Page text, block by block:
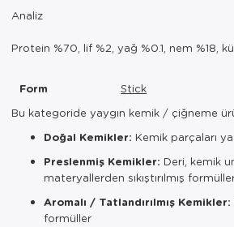
Analiz
Protein %70, lif %2, yağ %0.1, nem %18,
Form
Stick
Bu kategoride yaygın kemik / çiğneme
Doğal Kemikler: Kemik parçaları
Preslenmiş Kemikler: Deri, kemik
materyallerden sıkıştırılmış
Aromalı / Tatlandırılmış Kemikler:
formüller